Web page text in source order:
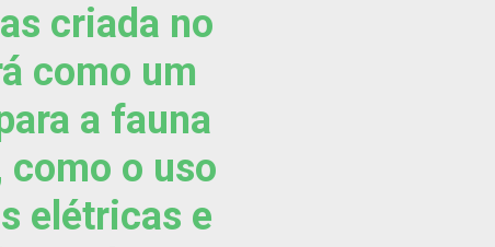
criada no
como um
a fauna
o uso
elétricas e